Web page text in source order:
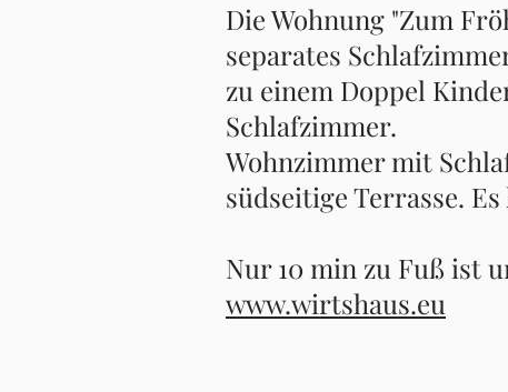
Die Wohnung "Zum
separates
zu einem Doppel
Schlafzimmer.
Wohnzimmer mit
südseitige Terrasse.
Nur 10 min zu Fuß ist
www.wirtshaus.eu